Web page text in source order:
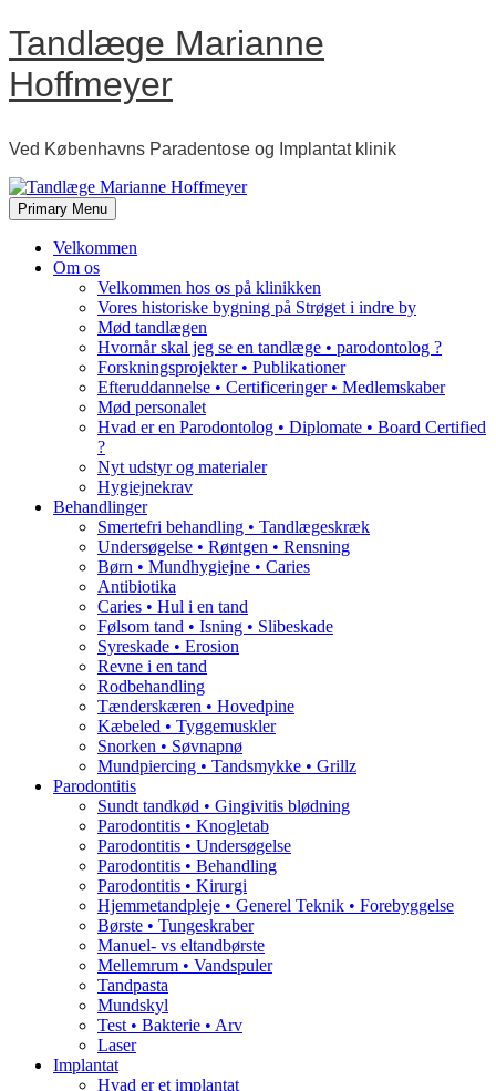
Skip
to
content
Tandlæge Marianne
Hoffmeyer
Ved Københavns Paradentose og Implantat klinik
Primary Menu
Velkommen
Om os
Velkommen hos os på klinikken
Vores historiske bygning på Strøget i indre by
Mød tandlægen
Hvornår skal jeg se en tandlæge • parodontolog ?
Forskningsprojekter • Publikationer
Efteruddannelse • Certificeringer • Medlemskaber
Mød personalet
Hvad er en Parodontolog • Diplomate • Board Certified
?
Nyt udstyr og materialer
Hygiejnekrav
Behandlinger
Smertefri behandling • Tandlægeskræk
Undersøgelse • Røntgen • Rensning
Børn • Mundhygiejne • Caries
Antibiotika
Caries • Hul i en tand
Følsom tand • Isning • Slibeskade
Syreskade • Erosion
Revne i en tand
Rodbehandling
Tænderskæren • Hovedpine
Kæbeled • Tyggemuskler
Snorken • Søvnapnø
Mundpiercing • Tandsmykke • Grillz
Parodontitis
Sundt tandkød • Gingivitis blødning
Parodontitis • Knogletab
Parodontitis • Undersøgelse
Parodontitis • Behandling
Parodontitis • Kirurgi
Hjemmetandpleje • Generel Teknik • Forebyggelse
Børste • Tungeskraber
Manuel- vs eltandbørste
Mellemrum • Vandspuler
Tandpasta
Mundskyl
Test • Bakterie • Arv
Laser
Implantat
Hvad er et implantat